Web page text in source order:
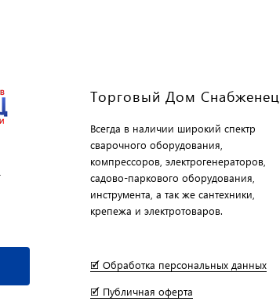
Торговый Дом Снабженец
Всегда в наличии широкий спектр
сварочного оборудования,
компрессоров, электрогенераторов,
садово-паркового оборудования,
инструмента, а так же сантехники,
крепежа и электротоваров.
🗹 Обработка персональных данных
🗹 Публичная оферта